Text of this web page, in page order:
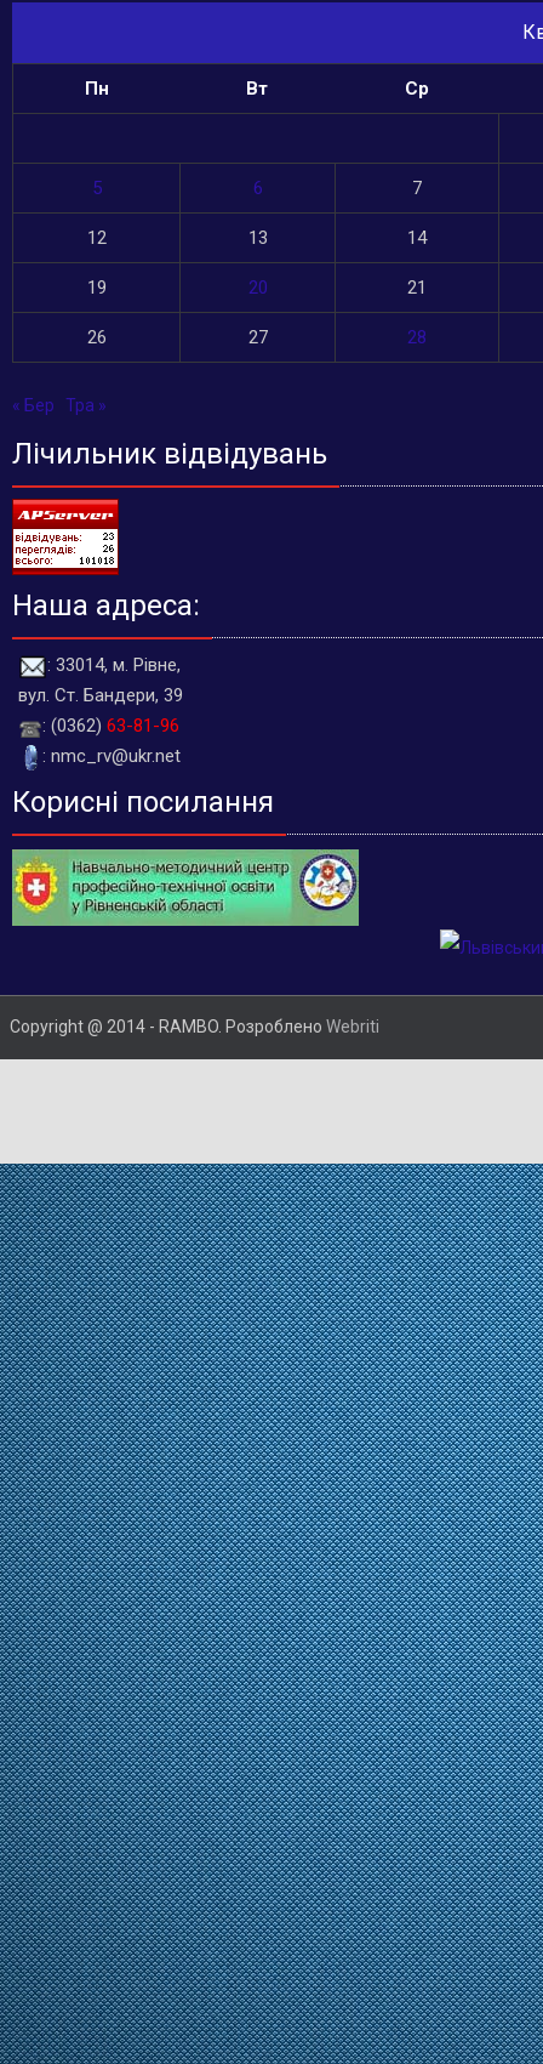
Пн Вт Ср
5 6 7
12 13 14
19 20 21
26 27 28
« Бер Тра »
Лічильник відвідувань
Наша адреса:
: 33014, м. Рівне,
вул. Ст. Бандери, 39
: (0362) 63-81-96
: nmc_rv@ukr.net
Корисні посилання
Copyright @ 2014 - RAMBO. Розроблено Webriti